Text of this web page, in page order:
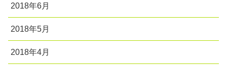
2018年6月
2018年5月
2018年4月